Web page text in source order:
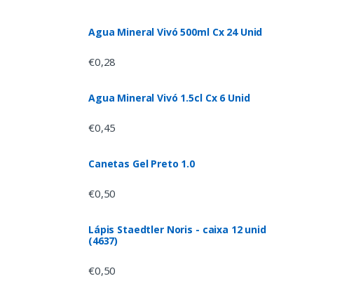
Agua Mineral Vivó 500ml Cx 24 Unid
€0,28
Agua Mineral Vivó 1.5cl Cx 6 Unid
€0,45
Canetas Gel Preto 1.0
€0,50
Lápis Staedtler Noris - caixa 12 unid
(4637)
€0,50